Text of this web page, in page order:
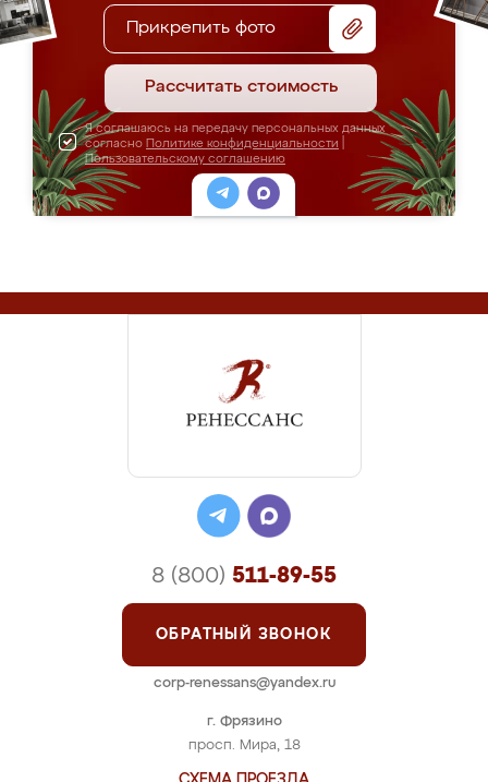
Прикрепить фото
Рассчитать стоимость
Я соглашаюсь на передачу персональных данных
согласно Политике конфиденциальности
Пользовательскому соглашению
г. Фрязино
просп. Мира, 18
8 (800) 511-89-55
ОБРАТНЫЙ ЗВОНОК
corp-renessans@yandex.ru